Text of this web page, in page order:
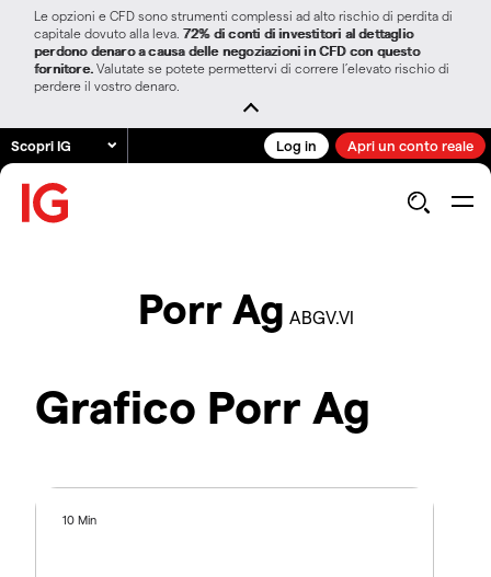
Le opzioni e CFD sono strumenti complessi ad alto rischio di perdita di
capitale dovuto alla leva. 72% di conti di investitori al dettaglio
perdono denaro a causa delle negoziazioni in CFD con questo
fornitore. Valutate se potete permettervi di correre l’elevato rischio di
perdere il vostro denaro.
Scopri IG Log in Apri un conto reale
Porr Ag ABGV.VI
Grafico Porr Ag
10 Min